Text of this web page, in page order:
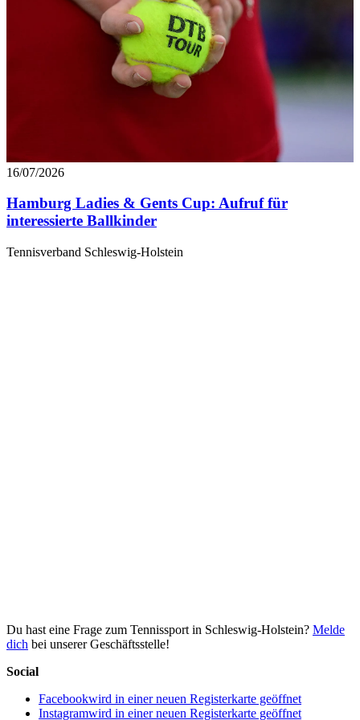
16/07/2026
Hamburg Ladies & Gents Cup: Aufruf für
interessierte Ballkinder
Tennisverband Schleswig-Holstein
Du hast eine Frage zum Tennissport in Schleswig-Holstein? Melde
dich bei unserer Geschäftsstelle!
Social
Facebookwird in einer neuen Registerkarte geöffnet
Instagramwird in einer neuen Registerkarte geöffnet